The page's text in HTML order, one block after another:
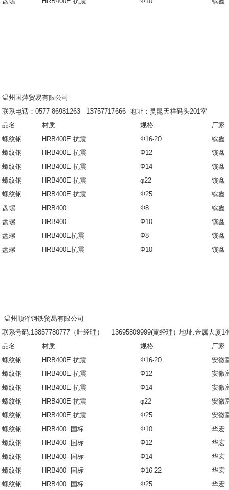
温州国萍贸易有限公司
联系电话：0577-86981263 13757717666 地址：灵昆天祥码头201室
品名
材质 规格
厂家
螺纹钢
HRB400E 抗震 Φ16-20
镔鑫
螺纹钢
HRB400E 抗震 Φ12
镔鑫
螺纹钢
HRB400E 抗震 Φ14
镔鑫
螺纹钢
HRB400E 抗震 φ22
镔鑫
螺纹钢
HRB400E 抗震 Φ25
镔鑫
盘螺
HRB400 Φ8
镔鑫
盘螺
HRB400 Φ10
镔鑫
盘螺
HRB400E抗震 Φ8
镔鑫
盘螺
HRB400E抗震 Φ10 镔鑫
温州顺泽钢铁贸易有限公司
联系号码:13857780777（叶经理） 13695809999(黄经理）地址:金属大厦
品名
材质 规格
厂家
螺纹钢
HRB400E 抗震 Φ16-20
安徽
螺纹钢
HRB400E 抗震 Φ12
安徽
螺纹钢
HRB400E 抗震 Φ14
安徽
螺纹钢
HRB400E 抗震 φ22
安徽
螺纹钢
HRB400E 抗震 Φ25
安徽
螺纹钢
HRB400 国标 Φ10
华宏
螺纹钢
HRB400 国标 Φ12
华宏
螺纹钢
HRB400 国标 Φ14
华宏
螺纹钢
HRB400 国标 Φ16-22
华宏
螺纹钢
HRB400 国标 Φ25 华宏